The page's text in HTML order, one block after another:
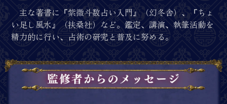
主な著書に『紫微斗数占い入門』（幻冬舎）、『ちょ
い足し風水』（扶桑社）など。鑑定、講演、執筆活動を
精力的に行い、占術の研究と普及に努める。